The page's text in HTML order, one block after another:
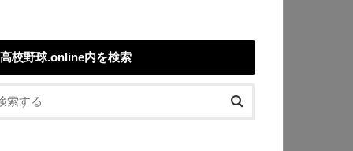
高校野球.online内を検索